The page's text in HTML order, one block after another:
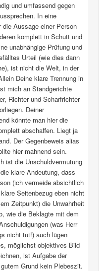
und umfassend gegen
In eine
Aussage einer Person
komplett in Schutt und
unabhängige Prüfung und
Urteil (wie dies dann
ist nicht die Welt, in der
Deine klare Trennung in
mich an Standgerichte
Richter und Scharfrichter
Deiner
könnte man hier die
abschaffen. Liegt ja
Der Gegenbeweis alias
hier mahnend sein.
ist die Unschuldvermutung
klare Andeutung, dass
(ich vermeide absichtlich
klare Seitenbezug eben nicht
Zeitpunkt) die Unwahrheit
wie die Beklagte mit dem
(was Herr
nicht tut!) auch lügen
möglichst objektives Bild
ist Aufgabe der
Grund kein Plebeszit.